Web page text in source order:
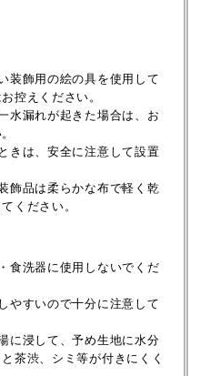
装飾用の絵の具を使用して
控えください。
水漏れが起きた場合は、お
きは、安全に注意して設置
飾品は柔らかな布で軽く乾
ください。
食洗器に使用しないでくだ
やすいので十分に注意して
に浸して、予め生地に水分
茶渋、シミ等が付きにくく